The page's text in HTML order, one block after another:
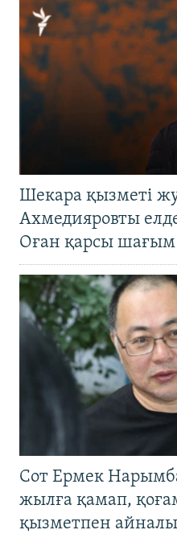
Шекара қызметі
Ахмедияровты
Оған қарсы шағым
Сот Ермек
жылға қамап,
қызметпен